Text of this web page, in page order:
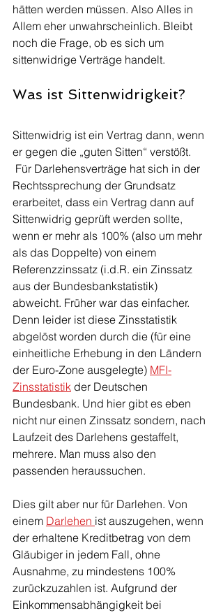
hätten werden müssen. Also Alles in
Allem eher unwahrscheinlich. Bleibt
noch die Frage, ob es sich um
sittenwidrige Verträge handelt.
Was ist Sittenwidrigkeit?
Sittenwidrig ist ein Vertrag dann, wenn
er gegen die „guten Sitten“ verstößt.
Für Darlehensverträge hat sich in der
Rechtssprechung der Grundsatz
erarbeitet, dass ein Vertrag dann auf
Sittenwidrig geprüft werden sollte,
wenn er mehr als 100% (also um mehr
als das Doppelte) von einem
Referenzzinssatz (i.d.R. ein Zinssatz
aus der Bundesbankstatistik)
abweicht. Früher war das einfacher.
Denn leider ist diese Zinsstatistik
abgelöst worden durch die (für eine
einheitliche Erhebung in den Ländern
der Euro-Zone ausgelegte) MFI-
Zinsstatistik der Deutschen
Bundesbank. Und hier gibt es eben
nicht nur einen Zinssatz sondern, nach
Laufzeit des Darlehens gestaffelt,
mehrere. Man muss also den
passenden heraussuchen.
Dies gilt aber nur für Darlehen. Von
einem Darlehen ist auszugehen, wenn
der erhaltene Kreditbetrag von dem
Gläubiger in jedem Fall, ohne
Ausnahme, zu mindestens 100%
zurückzuzahlen ist. Aufgrund der
Einkommensabhängigkeit bei